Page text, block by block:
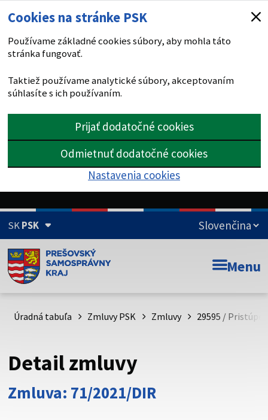
Cookies na stránke PSK
Používame základné cookies súbory, aby mohla táto
stránka fungovať.
Taktiež používame analytické súbory, akceptovaním
súhlasíte s ich používaním.
Prijať dodatočné cookies
Odmietnuť dodatočné cookies
Nastavenia cookies
SKPSK
Doména psk.sk je oficiálna
Toto je oficiálna webová stránka Prešovského
psk.sk.
Buďte pozorní a vždy sa uistite, že zdieľate informácie iba
cez zabezpečenú webovú stránku. Zabezpečená stránka
vždy začína https:// pred názvom domény webového sídla.
Menu
Úradná tabuľa Zmluvy PSK Zmluvy 29595 /
Detail zmluvy
Zmluva: 71/2021/DIR